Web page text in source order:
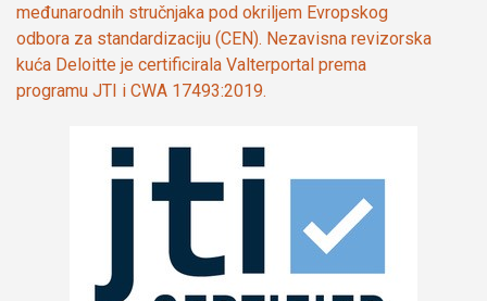
međunarodnih stručnjaka pod okriljem Evropskog
odbora za standardizaciju (CEN). Nezavisna revizorska
kuća Deloitte je certificirala Valterportal prema
programu JTI i CWA 17493:2019.